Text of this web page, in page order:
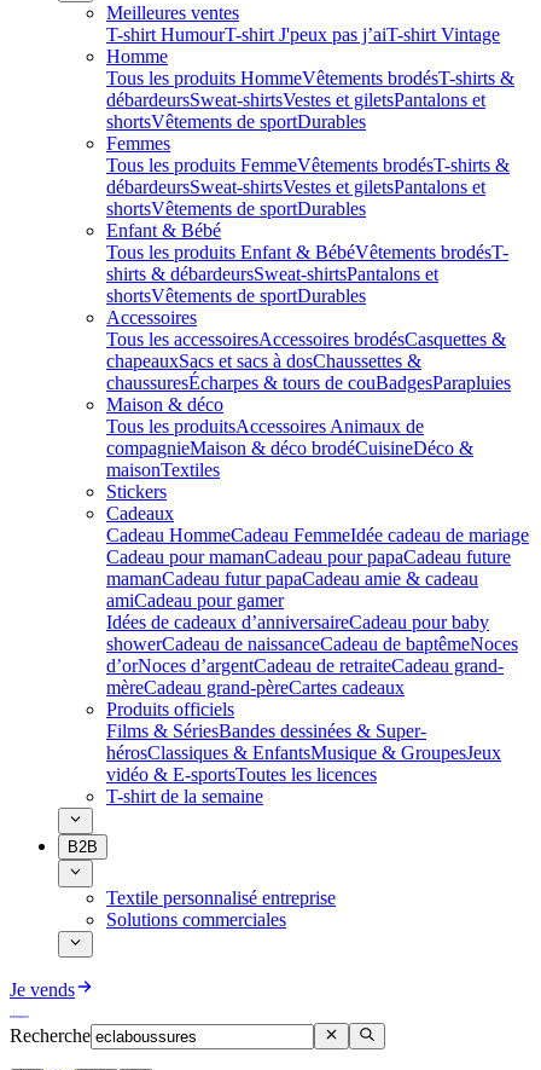
Meilleures ventes
T-shirt HumourT-shirt J'peux pas j’aiT-shirt Vintage
Homme
Tous les produits HommeVêtements brodésT-shirts &
débardeursSweat-shirtsVestes et giletsPantalons et
shortsVêtements de sportDurables
Femmes
Tous les produits FemmeVêtements brodésT-shirts &
débardeursSweat-shirtsVestes et giletsPantalons et
shortsVêtements de sportDurables
Enfant & Bébé
Tous les produits Enfant & BébéVêtements brodésT-
shirts & débardeursSweat-shirtsPantalons et
shortsVêtements de sportDurables
Accessoires
Tous les accessoiresAccessoires brodésCasquettes &
chapeauxSacs et sacs à dosChaussettes &
chaussuresÉcharpes & tours de couBadgesParapluies
Maison & déco
Tous les produitsAccessoires Animaux de
compagnieMaison & déco brodéCuisineDéco &
maisonTextiles
Stickers
Cadeaux
Cadeau HommeCadeau FemmeIdée cadeau de mariage​
Cadeau pour mamanCadeau pour papaCadeau future
mamanCadeau futur papaCadeau amie & cadeau
amiCadeau pour gamer
Idées de cadeaux d’anniversaireCadeau pour baby
showerCadeau de naissanceCadeau de baptêmeNoces
d’orNoces d’argentCadeau de retraiteCadeau grand-
mèreCadeau grand-pèreCartes cadeaux
Produits officiels
Films & SériesBandes dessinées & Super-
hérosClassiques & EnfantsMusique & GroupesJeux
vidéo & E-sportsToutes les licences
T-shirt de la semaine
B2B
Textile personnalisé entreprise
Solutions commerciales
Je vends
Recherche